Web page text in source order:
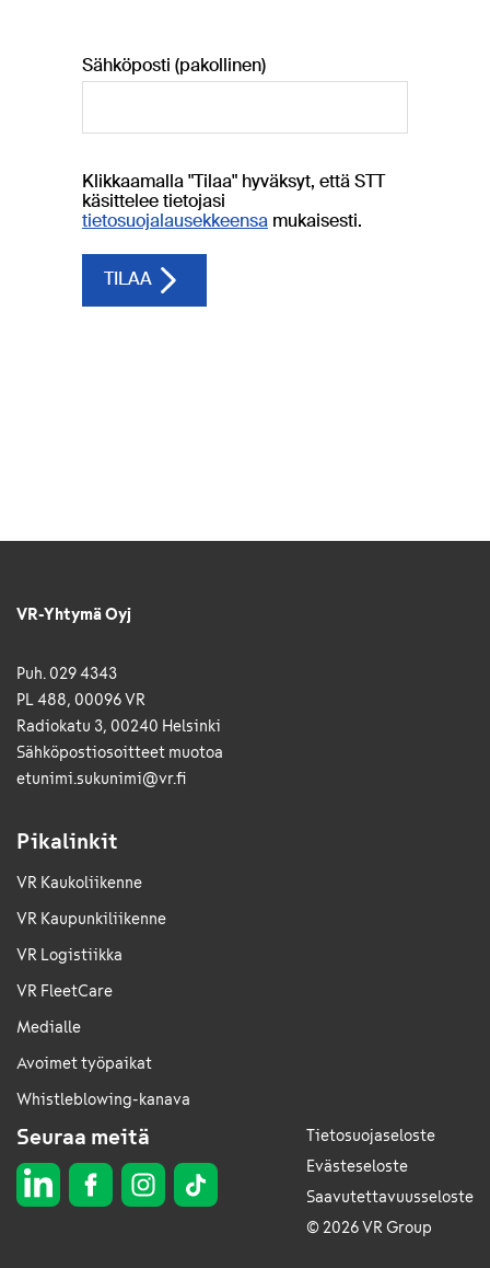
VR-Yhtymä Oyj
Puh. 029 4343
PL 488, 00096 VR
Radiokatu 3, 00240 Helsinki
Sähkö­posti­osoitteet muotoa
etunimi.sukunimi@vr.fi
Pikalinkit
VR Kaukoliikenne
VR Kaupunkiliikenne
VR Logistiikka
VR FleetCare
Medialle
Avoimet työpaikat
Whistleblowing-kanava
Seuraa meitä
Tietosuojaseloste
Evästeseloste
Saavutettavuusseloste
© 2026 VR Group